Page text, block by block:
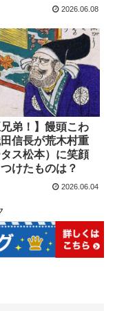
2026.06.08
兄弟！】饅頭こわ
信長が荒木村重
タス松本）に笑顔
けたものは？
2026.06.04